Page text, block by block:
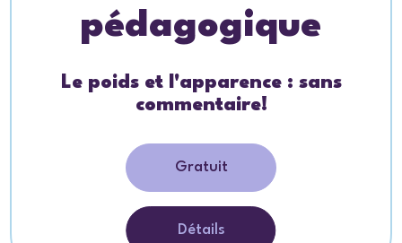
pédagogique
Le poids et l'apparence : sans
commentaire!
Gratuit
Détails